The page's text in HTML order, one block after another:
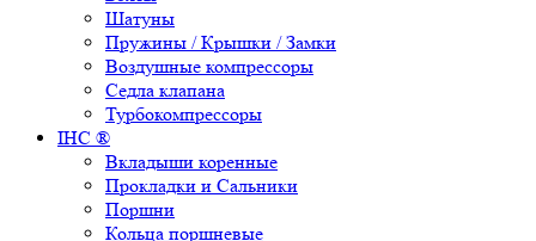
Шатуны
Пружины / Крышки / Замки
Воздушные компрессоры
Седла клапана
Турбокомпрессоры
IHC ®
Вкладыши коренные
Прокладки и Сальники
Поршни
Кольца поршневые